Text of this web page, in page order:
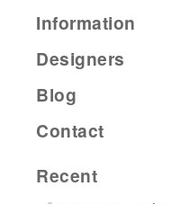
Information
Designers
Blog
Contact
Recent